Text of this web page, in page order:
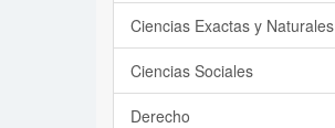
Ciencias Exactas y Naturales
Ciencias Sociales
Derecho